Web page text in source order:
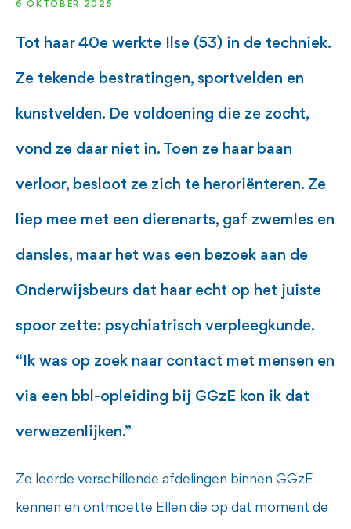
6 OKTOBER 2025
Tot haar 40e werkte Ilse (53) in de techniek.
Ze tekende bestratingen, sportvelden en
kunstvelden. De voldoening die ze zocht,
vond ze daar niet in. Toen ze haar baan
verloor, besloot ze zich te heroriënteren. Ze
liep mee met een dierenarts, gaf zwemles en
dansles, maar het was een bezoek aan de
Onderwijsbeurs dat haar echt op het juiste
spoor zette: psychiatrisch verpleegkunde.
“Ik was op zoek naar contact met mensen en
via een bbl-opleiding bij GGzE kon ik dat
verwezenlijken.”
Ze leerde verschillende afdelingen binnen GGzE
kennen en ontmoette Ellen die op dat moment de